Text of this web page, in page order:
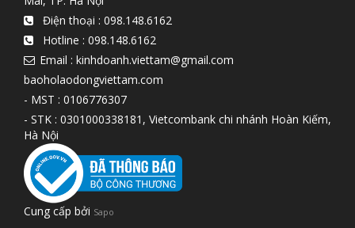
Điện thoại : 098.148.6162
Hotline : 098.148.6162
Email : kinhdoanh.viettam@gmail.com
baoholaodongviettam.com
- MST : 0106776307
- STK : 0301000338181, Vietcombank chi nhánh Hoàn Kiếm,
Hà Nội
Cung cấp bởi Sapo